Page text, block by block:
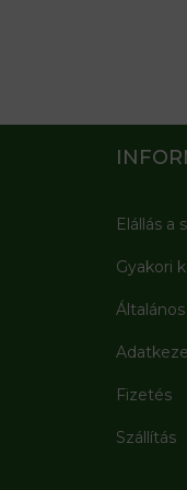
Elállás a
Gyakori
Fizetés
Szállítás